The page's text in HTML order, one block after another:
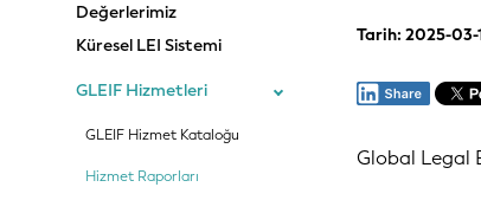
Değerlerimiz
Küresel LEI Sistemi
GLEIF Hizmetleri
GLEIF Hizmet Kataloğu
Hizmet Raporları
Tarih: 2025-03-
Global Legal